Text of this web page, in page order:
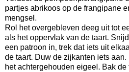
partjes abrikoos op de frangipane
mengsel.
Rol het overgebleven deeg uit tot
als het oppervlak van de taart.
een patroon in, trek dat iets uit
de taart. Duw de zijkanten iets
het achtergehouden eigeel. Bak de